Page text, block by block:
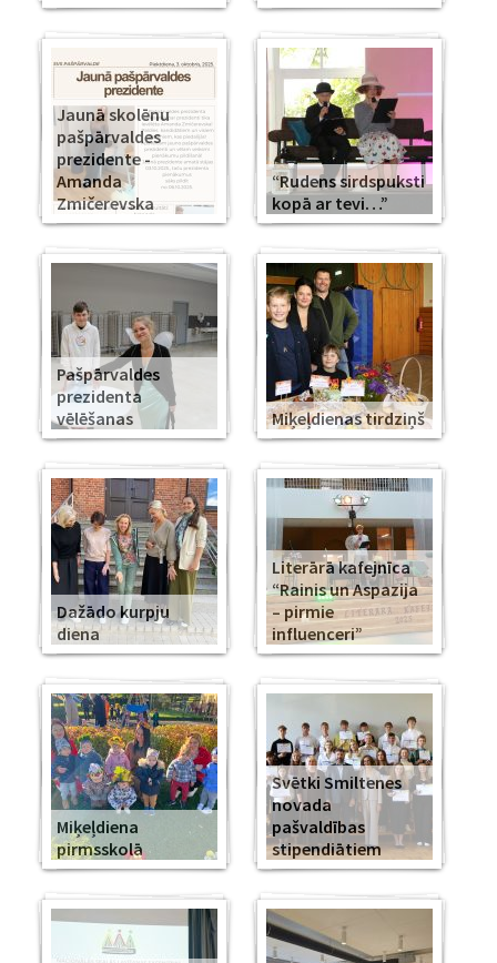
Jaunā skolēnu
pašpārvaldes
prezidente -
Amanda
Zmičerevska
“Rudens sirdspuksti
kopā ar tevi…”
Pašpārvaldes
prezidenta
vēlēšanas
Miķeļdienas tirdziņš
Dažādo kurpju
diena
Literārā kafejnīca
“Rainis un Aspazija
– pirmie
influenceri”
Miķeļdiena
pirmsskolā
Svētki Smiltenes
novada
pašvaldības
stipendiātiem